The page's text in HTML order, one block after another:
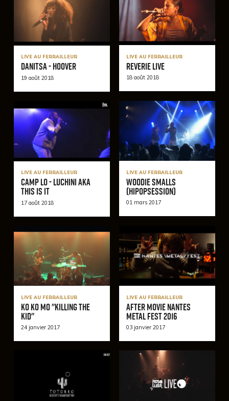
LIVE AU FERRAILLEUR
DANITSA - Hoover
19 août 2018
LIVE AU FERRAILLEUR
REVERIE Live
18 août 2018
LIVE AU FERRAILLEUR
CAMP LO - Luchini AKA
This Is It
17 août 2018
LIVE AU FERRAILLEUR
Woodie Smalls
(HipOpSession)
01 mars 2017
LIVE AU FERRAILLEUR
Ko Ko Mo "Killing The
Kid"
24 janvier 2017
LIVE AU FERRAILLEUR
After Movie Nantes
Metal Fest 2016
03 janvier 2017